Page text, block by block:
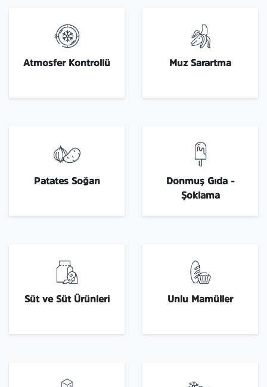
Atmosfer Kontrollü Muz Sarartma
Patates Soğan
Donmuş Gıda -
Şoklama
Süt ve Süt Ürünleri Unlu Mamüller